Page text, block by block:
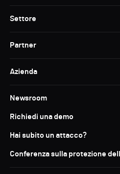
Settore
Partner
Azienda
Newsroom
Richiedi una demo
Hai subito un attacco?
Conferenza sulla protezione